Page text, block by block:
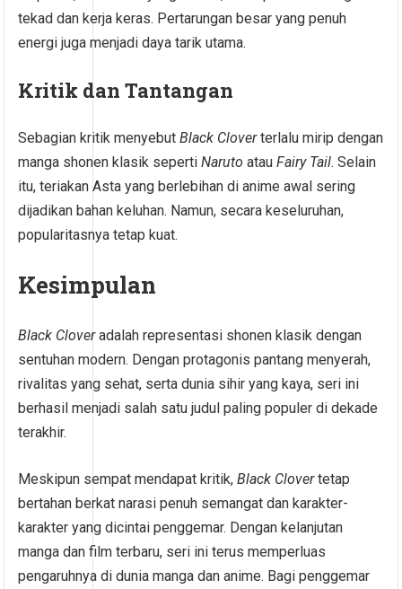
tekad dan kerja keras. Pertarungan besar yang penuh
energi juga menjadi daya tarik utama.
Kritik dan Tantangan
Sebagian kritik menyebutBlack Cloverterlalu mirip dengan
manga shonen klasik sepertiNaruto atauFairy Tail. Selain
itu, teriakan Asta yang berlebihan di anime awal sering
dijadikan bahan keluhan. Namun, secara keseluruhan,
popularitasnya tetap kuat.
Kesimpulan
Black Cloveradalah representasi shonen klasik dengan
sentuhan modern. Dengan protagonis pantang menyerah,
rivalitas yang sehat, serta dunia sihir yang kaya, seri ini
berhasil menjadi salah satu judul paling populer di dekade
terakhir.
Meskipun sempat mendapat kritik,Black Clovertetap
bertahan berkat narasi penuh semangat dan karakter-
karakter yang dicintai penggemar. Dengan kelanjutan
manga dan film terbaru, seri ini terus memperluas
pengaruhnya di dunia manga dan anime. Bagi penggemar